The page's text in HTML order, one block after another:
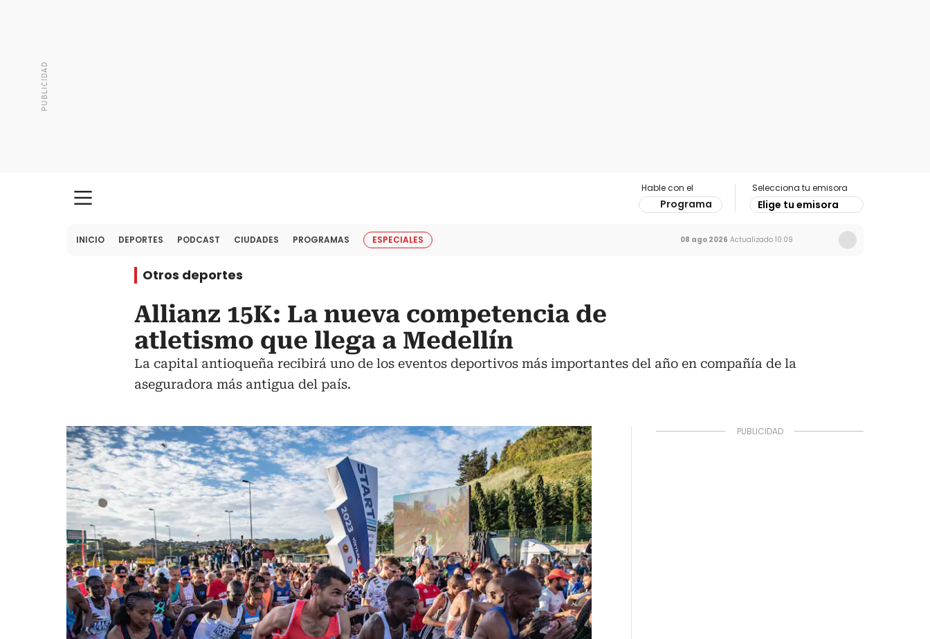
Hable con el
Programa
Selecciona tu emisora
Elige tu emisora
INICIO DEPORTES PODCAST CIUDADES PROGRAMAS ESPECIALES 08 ago 2026 Actualizado 10:09
Otros deportes
Allianz 15K: La nueva competencia de
atletismo que llega a Medellín
La capital antioqueña recibirá uno de los eventos deportivos más importantes del año en compañía de la
aseguradora más antigua del país.